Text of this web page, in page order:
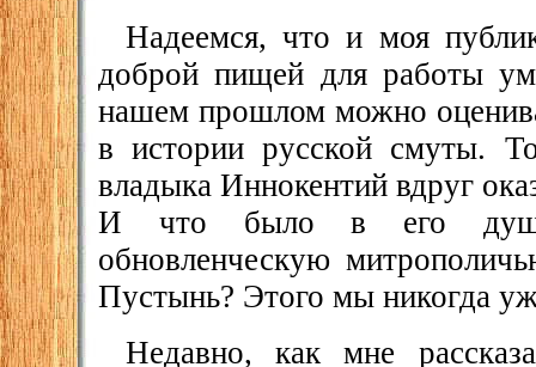
Надеемся, что и моя
доброй пищей для работы
нашем прошлом можно
в истории русской смуты.
владыка Иннокентий вдруг
И что было в его
обновленческую
Пустынь? Этого мы никогда
Недавно, как мне